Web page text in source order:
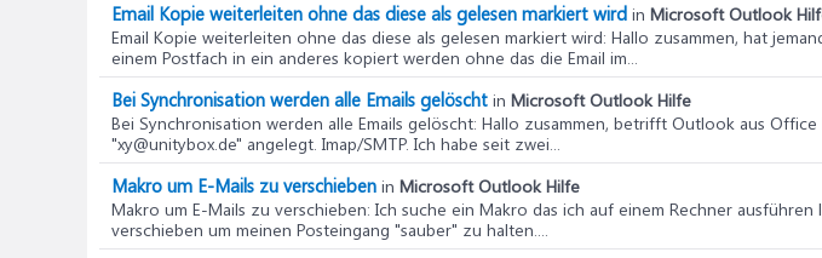
Email Kopie weiterleiten ohne das diese als gelesen markiert wird in Microsoft Outlook
Email Kopie weiterleiten ohne das diese als gelesen markiert wird: Hallo zusammen, hat
einem Postfach in ein anderes kopiert werden ohne das die Email im...
Bei Synchronisation werden alle Emails gelöscht in Microsoft Outlook Hilfe
Bei Synchronisation werden alle Emails gelöscht: Hallo zusammen, betrifft Outlook aus
"xy@unitybox.de" angelegt. Imap/SMTP. Ich habe seit zwei...
Makro um E-Mails zu verschieben in Microsoft Outlook Hilfe
Makro um E-Mails zu verschieben: Ich suche ein Makro das ich auf einem Rechner
verschieben um meinen Posteingang "sauber" zu halten....